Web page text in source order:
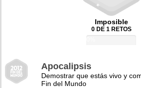
Imposible
0 DE 1 RETOS
Apocalipsis
Demostrar que estás vivo y
Fin del Mundo